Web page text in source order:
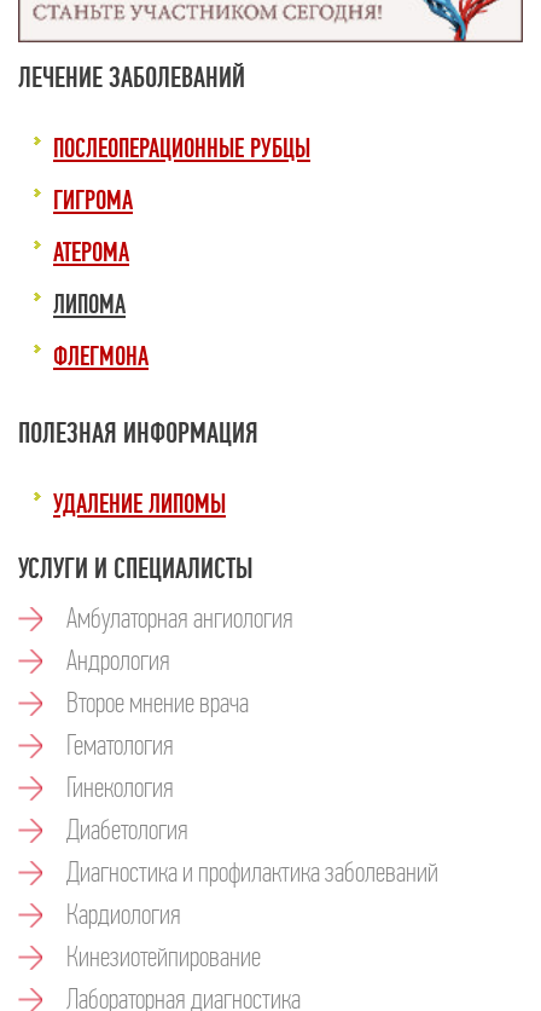
ЛЕЧЕНИЕ ЗАБОЛЕВАНИЙ
ПОСЛЕОПЕРАЦИОННЫЕ РУБЦЫ
ГИГРОМА
АТЕРОМА
ЛИПОМА
ФЛЕГМОНА
ПОЛЕЗНАЯ ИНФОРМАЦИЯ
УДАЛЕНИЕ ЛИПОМЫ
УСЛУГИ И СПЕЦИАЛИСТЫ
Амбулаторная ангиология
Андрология
Второе мнение врача
Гематология
Гинекология
Диабетология
Диагностика и профилактика заболеваний
Кардиология
Кинезиотейпирование
Лабораторная диагностика